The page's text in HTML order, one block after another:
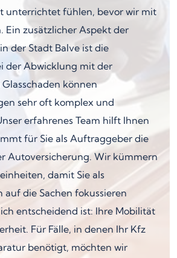
unterrichtet fühlen, bevor wir mit
Ein zusätzlicher Aspekt der
der Stadt Balve ist die
der Abwicklung mit der
können
sehr oft komplex und
erfahrenes Team hilft Ihnen
für Sie als Auftraggeber die
Autoversicherung. Wir kümmern
damit Sie als
die Sachen fokussieren
entscheidend ist: Ihre Mobilität
Für Fälle, in denen Ihr Kfz
benötigt, möchten wir